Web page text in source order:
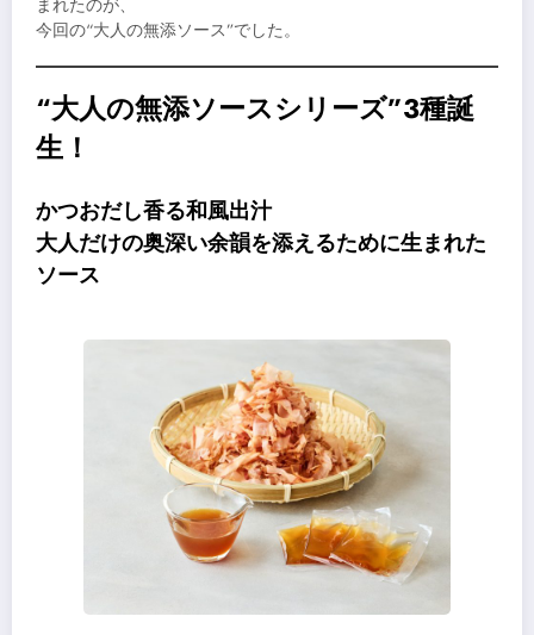
まれたのが、
今回の“大人の無添ソース”でした。
“大人の無添ソースシリーズ”3種誕
生！
かつおだし香る和風出汁
大人だけの奥深い余韻を添えるために生まれた
ソース